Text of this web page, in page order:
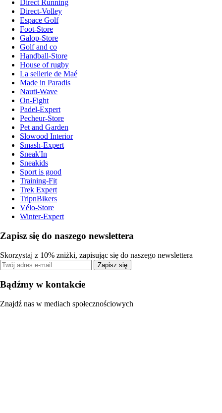
Direct Running
Direct-Volley
Espace Golf
Foot-Store
Galop-Store
Golf and co
Handball-Store
House of rugby
La sellerie de Maé
Made in Paradis
Nauti-Wave
On-Fight
Padel-Expert
Pecheur-Store
Pet and Garden
Slowood Interior
Smash-Expert
Sneak'In
Sneakids
Sport is good
Training-Fit
Trek Expert
TripnBikers
Vélo-Store
Winter-Expert
Zapisz się do naszego newslettera
Skorzystaj z 10% zniżki, zapisując się do naszego newslettera
Zapisz się
Bądźmy w kontakcie
Znajdź nas w mediach społecznościowych